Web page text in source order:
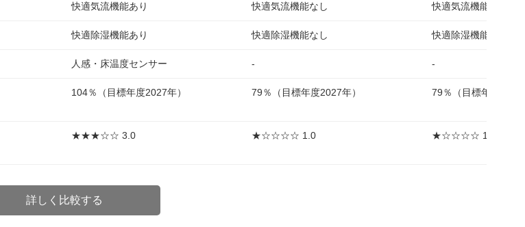
快適気流機能あり
快適除湿機能あり
人感・床温度センサー
104％（目標年度2027年）
★★★☆☆ 3.0
快適気流機能なし
快適除湿機能なし
-
79％（目標年度2027年）
★☆☆☆☆ 1.0
快適気流機能あり
快適除湿機能なし
-
79％（目標年度2027
★☆☆☆☆ 1.1
詳しく比較する